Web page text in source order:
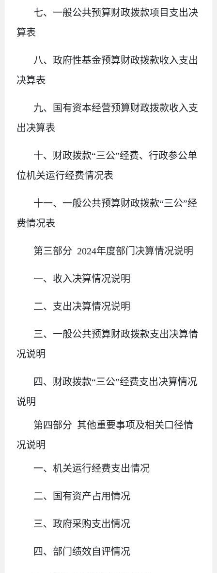
七、一般公共预算财政拨款项目支出决
算表
八、政府性基金预算财政拨款收入支出
决算表
九、国有资本经营预算财政拨款收入支
出决算表
十、 财政拨款“三公”经费、行政参公单
位机关运行经费情况表
十一、一般公共预算财政拨款“三公”经
费情况表
第三部分 2024年度部门决算情况说明
一、收入决算情况说明
二、支出决算情况说明
三、一般公共预算财政拨款支出决算情
况说明
四、财政拨款“三公”经费支出决算情况
说明
第四部分 其他重要事项及相关口径情
况说明
一、机关运行经费支出情况
二、 国有资产占用情况
三、政府采购支出情况
四、 部门绩效自评情况